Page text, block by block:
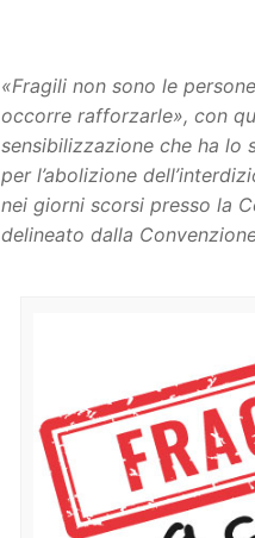
«Fragili non sono le
occorre rafforzarle», con
sensibilizzazione che ha
per l’abolizione
nei giorni scorsi presso la
delineato dalla